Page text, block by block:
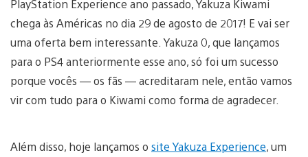
PlayStation Experience ano passado, Yakuza Kiwami
chega às Américas no dia 29 de agosto de 2017! E vai ser
uma oferta bem interessante. Yakuza 0, que lançamos
para o PS4 anteriormente esse ano, só foi um sucesso
porque vocês — os fãs — acreditaram nele, então vamos
vir com tudo para o Kiwami como forma de agradecer.
Além disso, hoje lançamos o site Yakuza Experience, um